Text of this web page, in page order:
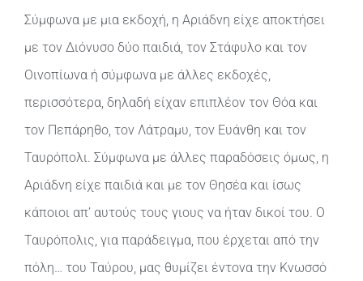
Σύμφωνα με μια εκδοχή, η Αριάδνη είχε αποκτήσει
με τον Διόνυσο δύο παιδιά, τον Στάφυλο και τον
Οινοπίωνα ή σύμφωνα με άλλες εκδοχές,
περισσότερα, δηλαδή είχαν επιπλέον τον Θόα και
τον Πεπάρηθο, τον Λάτραμυ, τον Ευάνθη και τον
Ταυρόπολι. Σύμφωνα με άλλες παραδόσεις όμως, η
Αριάδνη είχε παιδιά και με τον Θησέα και ίσως
κάποιοι απ’ αυτούς τους γιους να ήταν δικοί του. Ο
Ταυρόπολις, για παράδειγμα, που έρχεται από την
πόλη… του Ταύρου, μας θυμίζει έντονα την Κνωσσό